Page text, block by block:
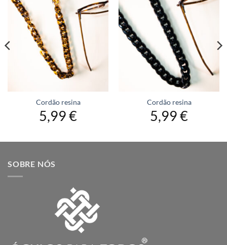
Cordão resina
5,99€
Cordão resina
5,99€
SOBRE NÓS